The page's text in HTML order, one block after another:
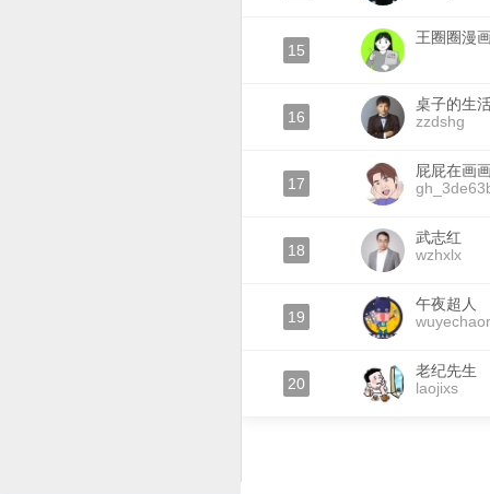
15
王圈圈漫
16
桌子的生
zzdshg
17
屁屁在画
18
武志红
wzhxlx
19
午夜超人
20
老纪先生
laojixs